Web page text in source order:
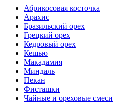
Абрикосовая косточка
Арахис
Бразильский орех
Грецкий орех
Кедровый орех
Кешью
Макадамия
Миндаль
Пекан
Фисташки
Чайные и ореховые смеси